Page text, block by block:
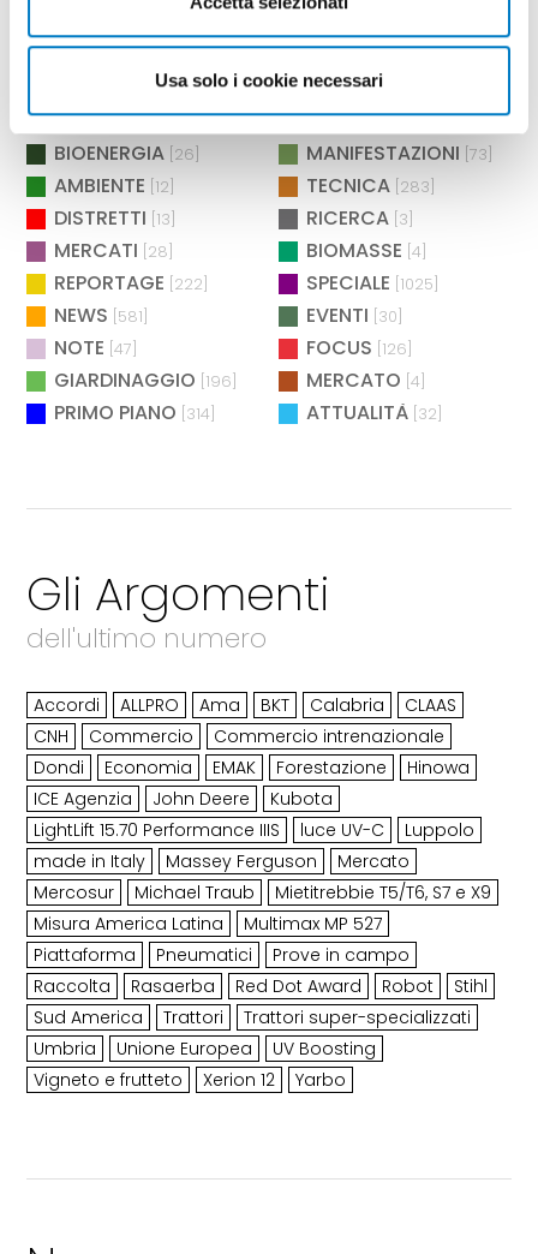
Usa solo i cookie necessari
SICUREZZA [2] CULTURA & SOCIETÀ [2]
MANUTENZIONE [2] ASPETTANDO L'EIMA
POLITICHE [2] AGROENERGIA [2]
BIOENERGIA [26] MANIFESTAZIONI [73]
AMBIENTE [12] TECNICA [283]
DISTRETTI [13] RICERCA [3]
MERCATI [28] BIOMASSE [4]
REPORTAGE [222] SPECIALE [1025]
NEWS [581] EVENTI [30]
NOTE [47] FOCUS [126]
GIARDINAGGIO [196] MERCATO [4]
PRIMO PIANO [314] ATTUALITÀ [32]
Gli Argomenti
dell'ultimo numero
Accordi ALLPRO Ama BKT Calabria
CLAAS
CNH
Commercio
Commercio intrenazionale
Dondi
Economia EMAK Forestazione
Hinowa
ICE Agenzia
John Deere
Kubota
LightLift 15.70 Performance IIIS
luce UV-C
Luppolo
made in Italy
Massey Ferguson
Mercato
Mercosur
Michael Traub
Mietitrebbie T5/T6, S7 e X9
Misura America Latina
Multimax MP 527
Piattaforma
Pneumatici
Prove in campo
Raccolta
Rasaerba Red Dot Award Robot
Stihl
Sud America
Trattori
Trattori super-specializzati
Umbria
Unione Europea
UV Boosting
Vigneto e frutteto
Xerion 12 Yarbo